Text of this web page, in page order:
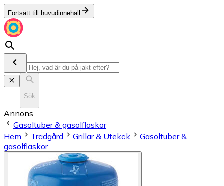
Fortsätt till huvudinnehåll
Sök
Annons
Gasoltuber & gasolflaskor
Hem
Trädgård Grillar & Utekök
Gasoltuber &
gasolflaskor